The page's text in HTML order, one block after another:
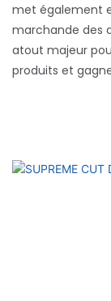
met également
marchande des
atout majeur
produits et